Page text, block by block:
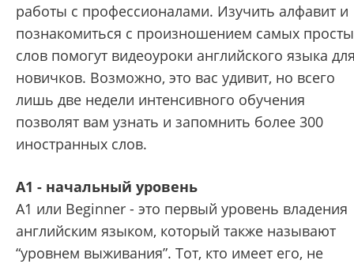
работы с профессионалами. Изучить алфавит и
познакомиться с произношением самых
слов помогут видеоуроки английского языка
новичков. Возможно, это вас удивит, но всего
лишь две недели интенсивного обучения
позволят вам узнать и запомнить более 300
иностранных слов.
А1 - начальный уровень
А1 или Beginner - это первый уровень владения
английским языком, который также называют
“уровнем выживания”. Тот, кто имеет его, не